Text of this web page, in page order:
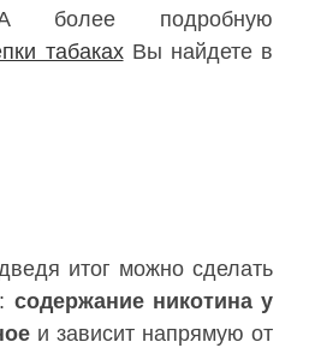
А более подробную
табакахВы найдете в
итог можно сделать
содержание никотина у
и зависит напрямую от